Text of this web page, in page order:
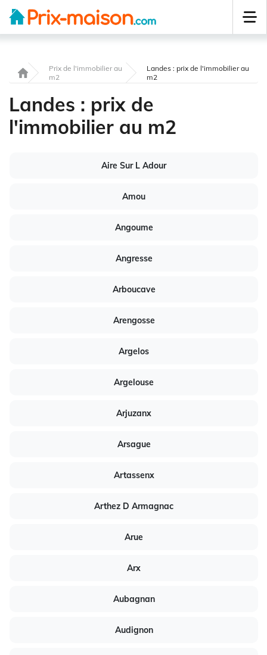
Prix de l'immobilier au
m2
Landes : prix de l'immobilier au
m2
Landes : prix de
l'immobilier au m2
Aire Sur L Adour
Amou
Angoume
Angresse
Arboucave
Arengosse
Argelos
Argelouse
Arjuzanx
Arsague
Artassenx
Arthez D Armagnac
Arue
Arx
Aubagnan
Audignon